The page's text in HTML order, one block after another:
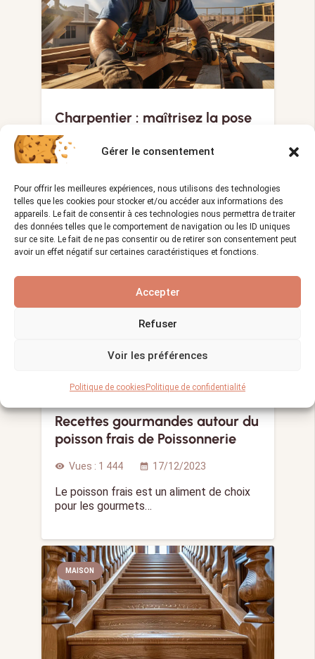
Gérer le consentement
Pour offrir les meilleures expériences, nous utilisons des technologies
telles que les cookies pour stocker et/ou accéder aux informations des
appareils. Le fait de consentir à ces technologies nous permettra de traiter
des données telles que le comportement de navigation ou les ID uniques
sur ce site. Le fait de ne pas consentir ou de retirer son consentement peut
avoir un effet négatif sur certaines caractéristiques et fonctions.
Accepter
Refuser
Voir les préférences
Politique de cookies Politique de confidentialité
Charpentier : maîtrisez la pose
de charpente avec les règles de
sécurité essentielles
La charpenterie est un métier qui
nécessite une grande précision et…
Recettes gourmandes autour du
poisson frais de Poissonnerie
visibility Vues : 1 444 calendar_month 17/12/2023
Le poisson frais est un aliment de choix
pour les gourmets…
MAISON